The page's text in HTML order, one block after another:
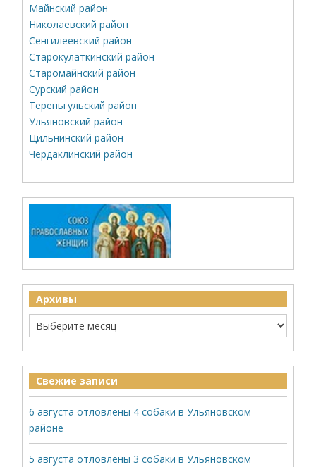
Майнский район
Николаевский район
Сенгилеевский район
Старокулаткинский район
Старомайнский район
Сурский район
Тереньгульский район
Ульяновский район
Цильнинский район
Чердаклинский район
Архивы
Свежие записи
6 августа отловлены 4 собаки в Ульяновском
районе
5 августа отловлены 3 собаки в Ульяновском